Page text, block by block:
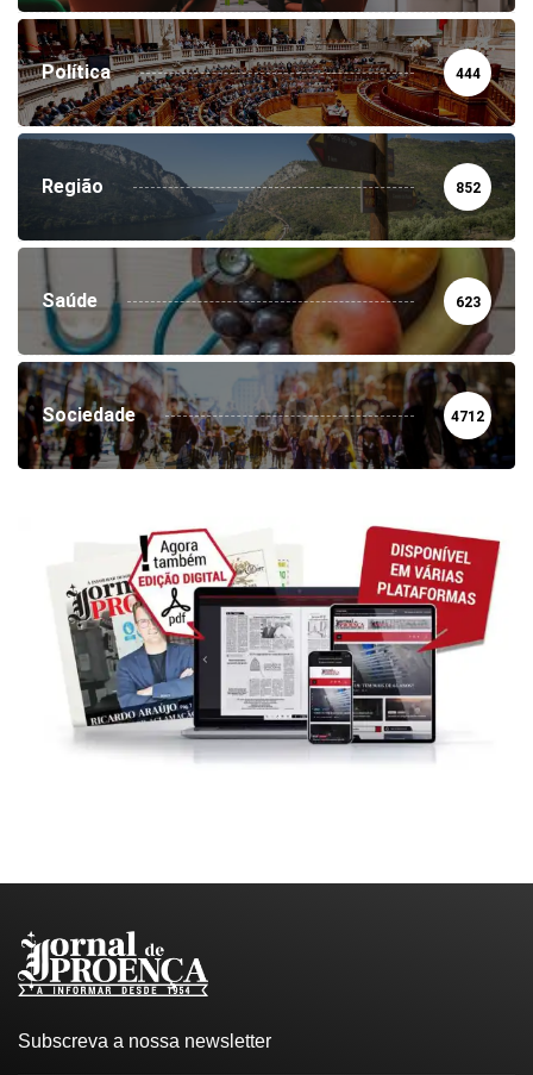
Política 444
Região 852
Saúde 623
Sociedade 4712
Subscreva a nossa newsletter